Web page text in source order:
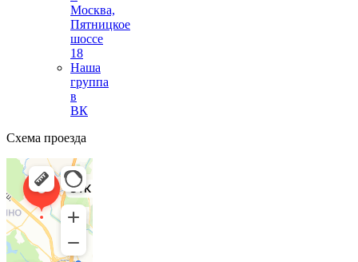
Москва,
Пятницкое
шоссе
18
Наша
группа
в
ВК
Схема проезда